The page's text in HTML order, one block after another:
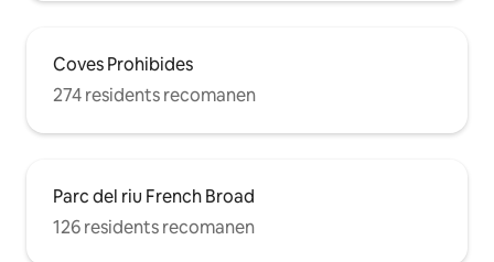
Coves Prohibides
274 residents recomanen
Parc del riu French Broad
126 residents recomanen